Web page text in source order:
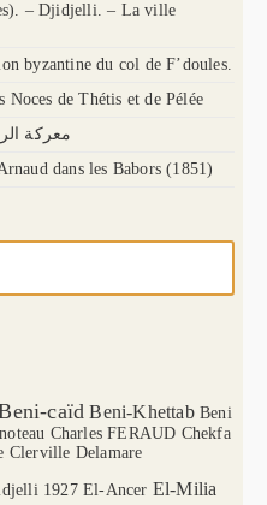
– Djidjelli. – La ville
byzantine du col de F’doules.
Noces de Thétis et de Pélée
(1851)
dans les Babors (1851)
caïd Beni-Khettab Beni
Charles FERAUD Chekfa
Clerville Delamare
1927 El-Ancer El-Milia